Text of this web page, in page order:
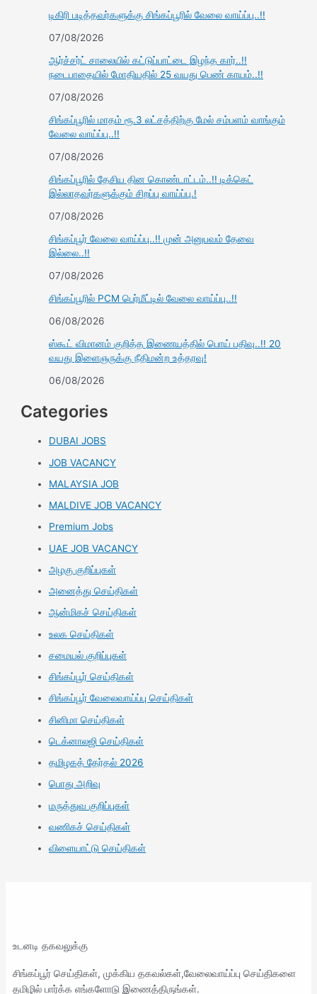
டிகிரி படித்தவர்களுக்கு சிங்கப்பூரில் வேலை வாய்ப்பு..!!
07/08/2026
ஆர்ச்சர்ட் சாலையில் கட்டுப்பாட்டை இழந்த கார்..!!
நடைபாதையில் மோதியதில் 25 வயது பெண் காயம்..!!
07/08/2026
சிங்கப்பூரில் மாதம் ரூ.3 லட்சத்திற்கு மேல் சம்பளம் வாங்கும்
வேலை வாய்ப்பு..!!
07/08/2026
சிங்கப்பூரில் தேசிய தின கொண்டாட்டம்..!! டிக்கெட்
இல்லாதவர்களுக்கும் சிறப்பு வாய்ப்பு.!
07/08/2026
சிங்கப்பூர் வேலை வாய்ப்பு..!! முன் அனுபவம் தேவை
இல்லை..!!
07/08/2026
சிங்கப்பூரில் PCM பெர்மீட்டில் வேலை வாய்ப்பு..!!
06/08/2026
ஸ்கூட் விமானம் குறித்த இணையத்தில் பொய் பதிவு..!! 20
வயது இளைஞருக்கு நீதிமன்ற உத்தரவு!
06/08/2026
Categories
DUBAI JOBS
JOB VACANCY
MALAYSIA JOB
MALDIVE JOB VACANCY
Premium Jobs
UAE JOB VACANCY
அழகு குறிப்புகள்
அனைத்து செய்திகள்
ஆன்மிகச் செய்திகள்
உலக செய்திகள்
சமையல் குறிப்புகள்
சிங்கப்பூர் செய்திகள்
சிங்கப்பூர் வேலைவாய்ப்பு செய்திகள்
சினிமா செய்திகள்
டெக்னாலஜி செய்திகள்
தமிழகத் தேர்தல் 2026
பொது அறிவு
மருத்துவ குறிப்புகள்
வணிகச் செய்திகள்
விளையாட்டு செய்திகள்
உடனடி தகவலுக்கு
சிங்கப்பூர் செய்திகள், முக்கிய தகவல்கள்,வேலைவாய்ப்பு செய்திகளை
தமிழில் பார்க்க எங்களோடு இணைத்திருங்கள்.